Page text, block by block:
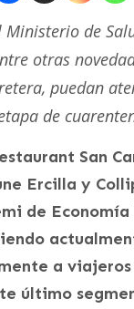
Ministerio de
otras
puedan
de
San
Ercilla y
de
a
último